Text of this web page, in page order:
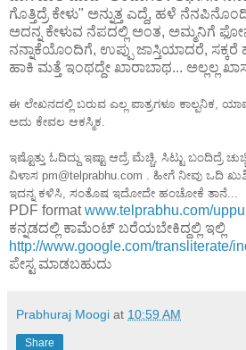
ಗೊತ್ತಿದ್ರೆ ಕೇಳು" ಅನ್ನುತ್ತ ಎದ್ದೆ, ಹಳೆ
ಅದನ್ನ ಕೇಳುವ ನೆಪದಲ್ಲಿ ಅಂತ, ಅಮ್ಮನಿಗೆ
ನನ್ನಾಕೆಯೊಂದಿಗೆ, ಉಪ್ಪು ಜಾಸ್ತಿಯಾದರೆ,
ಹಾಕಿ ಮತ್ತೆ ಇಂಥದ್ದೇ ಖಾರಾಬಾಥ... ಅಲ್ಲಲ್ಲ
ಈ ಲೇಖನದಲ್ಲಿ ಬರುವ ಎಲ್ಲ ಪಾತ್ರಗಳೂ ಕಾಲ್ಪನಿಕ,
ಅದು ಕೇವಲ ಆಕಸ್ಮಿಕ.
ಇಷ್ಟೊತ್ತು ಓದಿದ್ದು ಇಷ್ಟಾ ಆದ್ರೆ ಮೆಚ್ಚಿ, ಸಿಟ್ಟು ಬಂದಿದ್ರೆ
ವಿಳಾಸ pm@telprabhu.com . ಹೀಗೆ ನೀವು ಒದಿ
ಇದನ್ನ ಕಳಿಸಿ, ಸಂತೊಷ ಇದೋದೇ ಹಂಚೋಕೆ ತಾನೆ...
PDF formatwww.telprabhu.com/
ಕನ್ನಡದಲ್ಲಿ ಕಾಮೆಂಟ್ ಬರೆಯಬೇಕಿದ್ದಲ್ಲಿ ಇಲ್ಲಿ
http://www.google.com/transliterate/
ಪೇಸ್ಟ ಮಾಡಬಹುದು
Prabhuraj Moogi at 10:59 AM
Share